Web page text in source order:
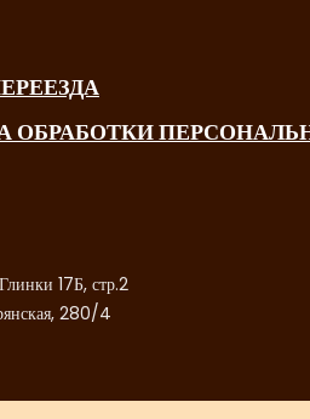
ОБРАБОТКИ
17Б, стр.2
280/4